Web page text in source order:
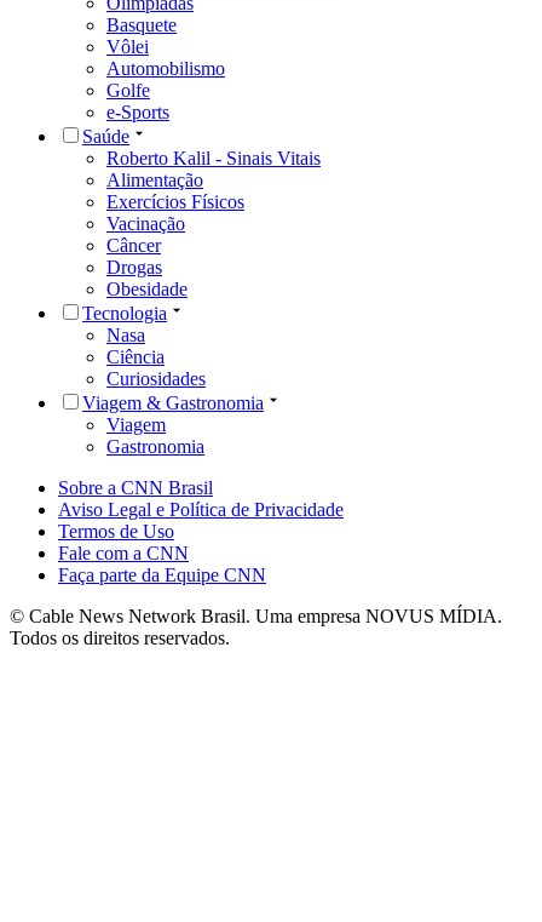
Basquete
Vôlei
Automobilismo
Golfe
e-Sports
Saúde
Roberto Kalil - Sinais Vitais
Alimentação
Exercícios Físicos
Vacinação
Câncer
Drogas
Obesidade
Tecnologia
Nasa
Ciência
Curiosidades
Viagem & Gastronomia
Viagem
Gastronomia
Sobre a CNN Brasil
Aviso Legal e Política de Privacidade
Termos de Uso
Fale com a CNN
Faça parte da Equipe CNN
© Cable News Network Brasil. Uma empresa NOVUS MÍDIA.
Todos os direitos reservados.